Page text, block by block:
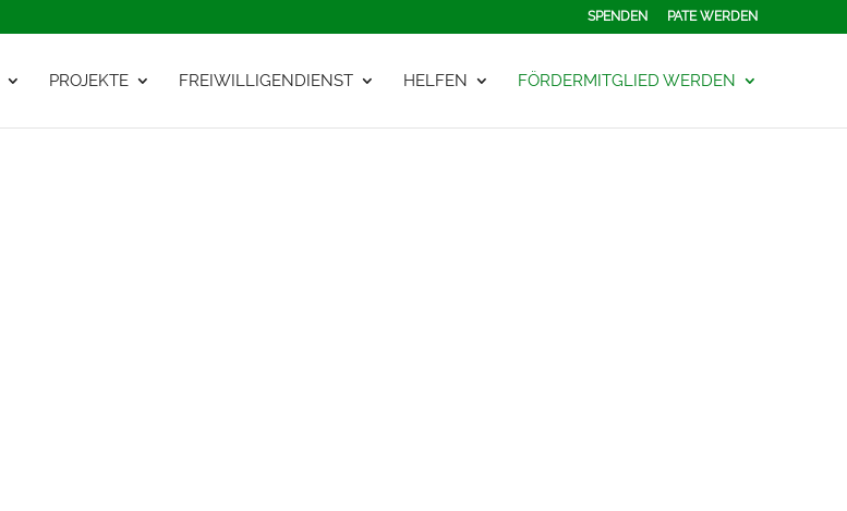
SPENDEN PATE WERDEN
PROJEKTE FREIWILLIGENDIENST HELFEN FÖRDERMITGLIED WERDEN